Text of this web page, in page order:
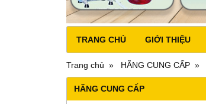
TRANG CHỦ GIỚI THIỆU
Trang chủ HÃNG CUNG CẤP
HÃNG CUNG CẤP